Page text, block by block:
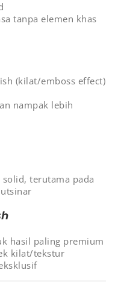
tanpa elemen khas
(kilat/emboss effect)
nampak lebih
terutama pada
hasil paling premium
kilat/tekstur